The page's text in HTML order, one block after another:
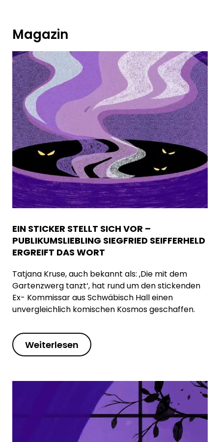
Magazin
EIN STICKER STELLT SICH VOR –
PUBLIKUMSLIEBLING SIEGFRIED SEIFFERHELD
ERGREIFT DAS WORT
Tatjana Kruse, auch bekannt als: ‚Die mit dem
Gartenzwerg tanzt‘, hat rund um den stickenden
Ex- Kommissar aus Schwäbisch Hall einen
unvergleichlich komischen Kosmos geschaffen.
Weiterlesen